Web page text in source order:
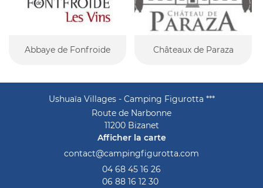
Abbaye de Fonfroide Châteaux de Paraza
Ushuaïa Villages - Camping Figurotta ***
Route de Narbonne
11200 Bizanet
Afficher la carte
04 68 45 16 26
06 88 16 12 30